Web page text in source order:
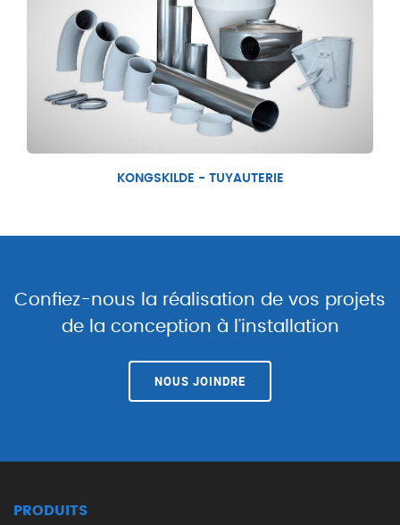
KONGSKILDE - TUYAUTERIE
Confiez-nous la réalisation de vos projets
de la conception à l’installation
NOUS JOINDRE
PRODUITS